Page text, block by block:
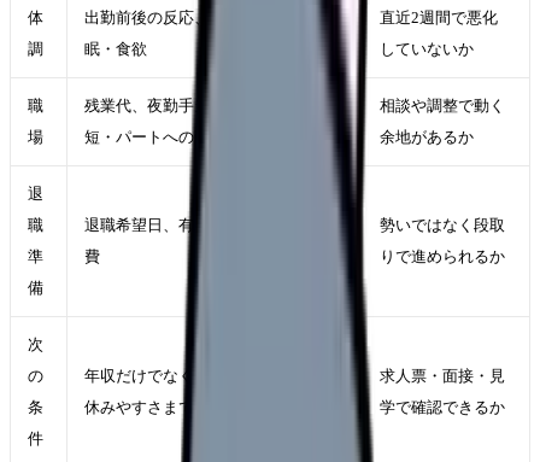
体
調
出勤前後の反応、休日の回復、睡
眠・食欲
直近2週間で悪化
していないか
職
場
残業代、夜勤手当、昇給、賞与、時
短・パートへの変更可否
相談や調整で動く
余地があるか
退
職
準
備
退職希望日、有休、引き継ぎ、生活
費
勢いではなく段取
りで進められるか
次
の
条
件
年収だけでなく、夜勤回数・残業・
休みやすさまで納得できる職場
求人票・面接・見
学で確認できるか